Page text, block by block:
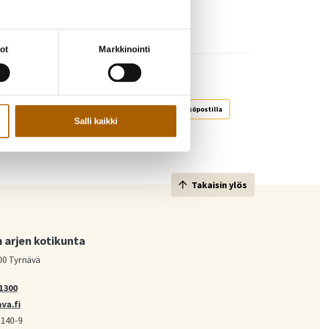
Markkinointi
Salli kaikki
kaverille!
Twitterissä Jaa sähköpostilla
arjen kotikunta
Tyrnävä
9
Takaisin ylös